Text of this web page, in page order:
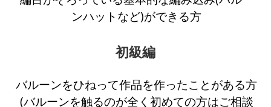
ンハットなど)ができる方
初級編
バルーンをひねって作品を作ったことがある方
(バルーンを触るのが全く初めての方はご相談